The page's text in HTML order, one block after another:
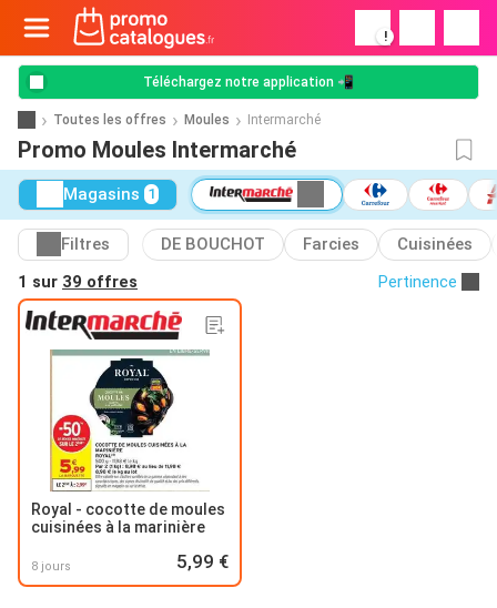
!
Téléchargez notre application 📲
Toutes les offres Moules Intermarché
Promo Moules Intermarché
Magasins 1
Filtres DE BOUCHOT Farcies
Cuisinées
1 sur 39 offres Pertinence
Royal - cocotte de moules
cuisinées à la marinière
8 jours 5,99 €